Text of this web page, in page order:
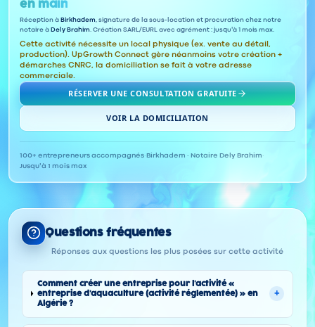
en main
Réception à Birkhadem , signature de la sous-location et procuration chez notre
notaire à Dely Brahim . Création SARL/EURL avec agrément : jusqu'à 1 mois max.
Cette activité nécessite un local physique (ex. vente au détail,
production). UpGrowth Connect gère néanmoins votre création +
démarches CNRC, la domiciliation se fait à votre adresse
commerciale.
RÉSERVER UNE CONSULTATION GRATUITE
VOIR LA DOMICILIATION
100+ entrepreneurs accompagnés·Birkhadem · Notaire Dely Brahim ·
Jusqu'à 1 mois max
Questions fréquentes
Réponses aux questions les plus posées sur cette activité
Comment créer une entreprise pour l'activité «
entreprise d'aquaculture (activité réglementée) » en
Algérie ?
+